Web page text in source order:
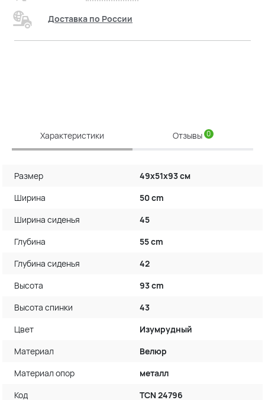
Доставка по России
Характеристики Отзывы 0
Размер
49х51х93 см
Ширина
50 cm
Ширина сиденья
45
Глубина
55 cm
Глубина сиденья
42
Высота
93 cm
Высота спинки
43
Цвет
Изумрудный
Материал
Велюр
Материал опор
металл
Код
TCN 24796